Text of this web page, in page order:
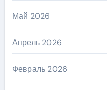
Май 2026
Апрель 2026
Февраль 2026